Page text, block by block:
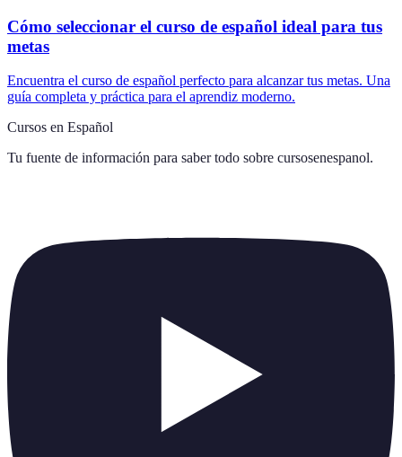
Cómo seleccionar el curso de español ideal para tus
metas
Encuentra el curso de español perfecto para alcanzar tus metas. Una
guía completa y práctica para el aprendiz moderno.
Cursos en Español
Tu fuente de información para saber todo sobre cursosenespanol.